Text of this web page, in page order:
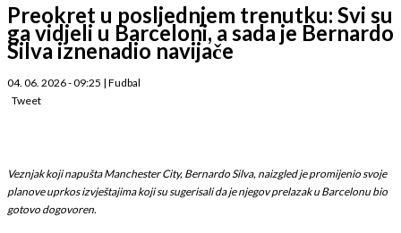
Preokret u posljednjem trenutku: Svi su
ga vidjeli u Barceloni, a sada je Bernardo
Silva iznenadio navijače
04. 06. 2026 - 09:25 | Fudbal
Tweet
Veznjak koji napušta Manchester City, Bernardo Silva, naizgled je promijenio svoje
planove uprkos izvještajima koji su sugerisali da je njegov prelazak u Barcelonu bio
gotovo dogovoren.